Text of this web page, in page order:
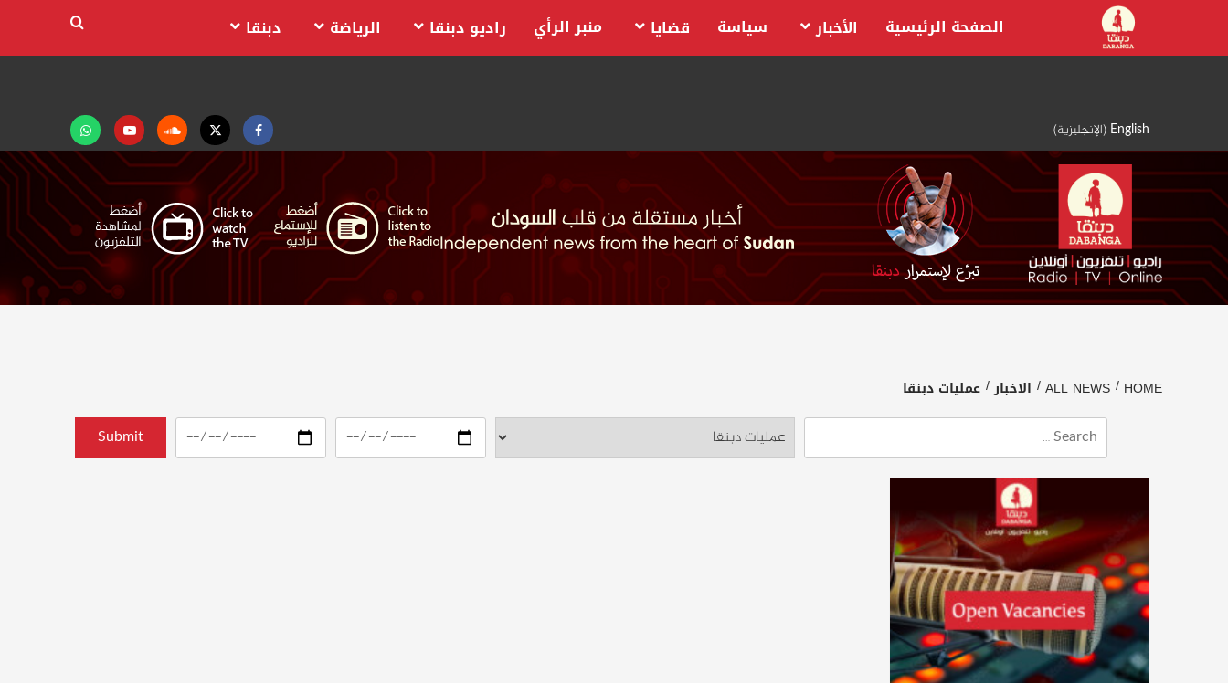
content
English
(الإنجليزية)
Facebook
Twitter
Soundcloud
Youtubeتابعنا
على
واتساب
الصفحة الرئيسية الأخبار سياسة قضايا منبر الرأي راديو دبنقا الرياضة دبنقا
HOME
ALL NEWS الاخبار عمليات دبنقا